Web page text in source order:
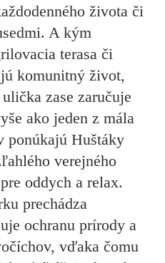
života či
A kým
terasa či
komunitný život,
zase zaručuje
ako jeden z mála
ponúkajú Huštáky
verejného
oddych a relax.
prechádza
ochranu prírody a
vďaka čomu